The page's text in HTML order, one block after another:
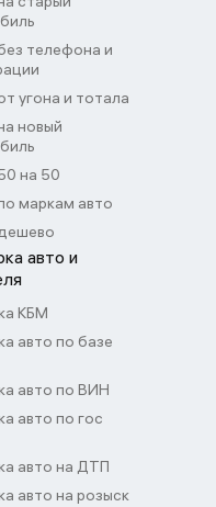
телефона и
угона и тотала
новый
на 50
маркам авто
авто и
КБМ
авто по базе
авто по ВИН
авто по гос
авто на ДТП
авто на розыск